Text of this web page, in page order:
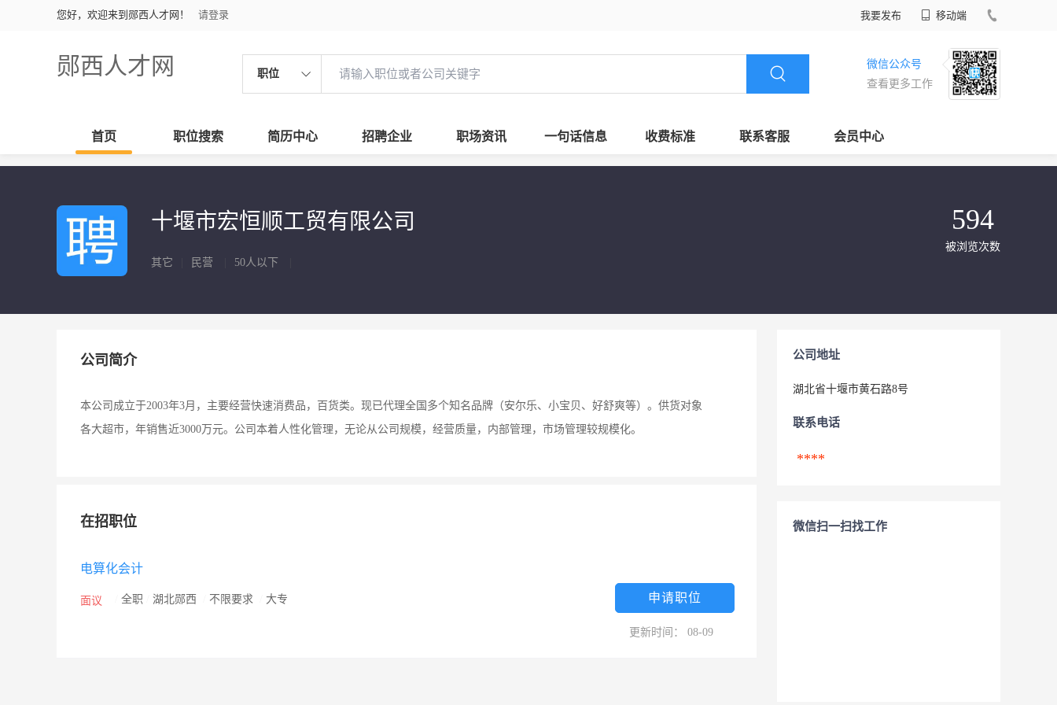
您好，欢迎来到郧西人才网！ 请登录 我要发布 移动端
郧西人才网 职位
微信公众号
查看更多工作
首页 职位搜索 简历中心 招聘企业 职场资讯 一句话信息 收费标准 联系客服 会员中心
十堰市宏恒顺工贸有限公司
其它 民营 50人以下
594
被浏览次数
公司简介
本公司成立于2003年3月，主要经营快速消费品，百货类。现已代理全国多个知名品牌（安尔乐、小宝贝、好舒爽等）。供货对象
各大超市，年销售近3000万元。公司本着人性化管理，无论从公司规模，经营质量，内部管理，市场管理较规模化。
在招职位
电算化会计
面议 全职 湖北郧西 不限要求 大专 申请职位
更新时间： 08-09
公司地址
湖北省十堰市黄石路8号
联系电话
****
微信扫一扫找工作